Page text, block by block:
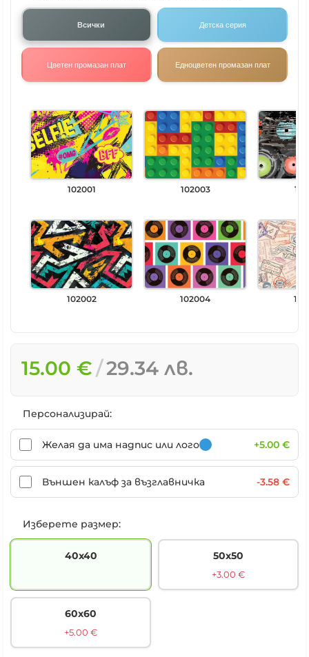
Всички Детска серия
Цветен промазан плат Едноцветен промазан плат
102001
102002
102003
102004
15.00 € 29.34 лв.
Изберете размер:
40х40 50х50
+3.00 €
60х60
+5.00 €
Персонализирай:
Желая да има надпис или лого +5.00 €
Външен калъф за възглавничка -3.58 €